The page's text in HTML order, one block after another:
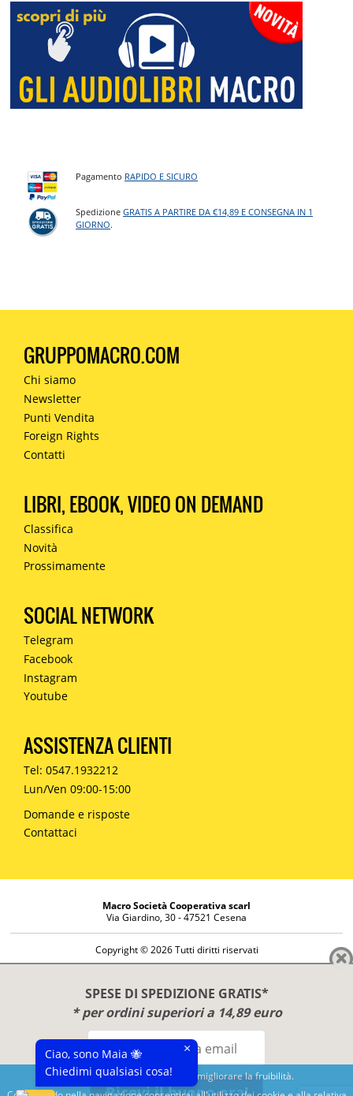
Questo sito utilizza cookies per migliorare la fruibilità.
SPESE DI SPEDIZIONE GRATIS*
* per ordini superiori a 14,89 euro
Pagamento RAPIDO E SICURO
SpedizioneGRATIS A PARTIRE DA €14,89 E CONSEGNA IN 1
GIORNO.
GRUPPOMACRO.COM
Chi siamo
Newsletter
Punti Vendita
Foreign Rights
Contatti
LIBRI, EBOOK, VIDEO ON DEMAND
Classifica
Novità
Prossimamente
SOCIAL NETWORK
Telegram
Facebook
Instagram
Youtube
ASSISTENZA CLIENTI
Tel: 0547.1932212
Lun/Ven 09:00-15:00
Domande e risposte
Contattaci
Macro Società Cooperativa scarl
Via Giardino, 30 - 47521 Cesena
Copyright © 2026 Tutti diritti riservati
Diritto di reso
Disclaimer
Privacy Policy
Ciao, sono Maia 🐝
Chiedimi qualsiasi cosa!
×